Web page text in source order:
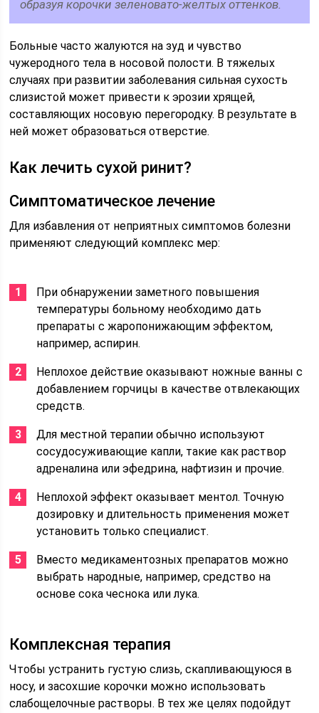
образуя корочки зеленовато-желтых оттенков.
Больные часто жалуются на зуд и чувство
чужеродного тела в носовой полости. В тяжелых
случаях при развитии заболевания сильная сухость
слизистой может привести к эрозии хрящей,
составляющих носовую перегородку. В результате в
ней может образоваться отверстие.
Как лечить сухой ринит?
Симптоматическое лечение
Для избавления от неприятных симптомов болезни
применяют следующий комплекс мер:
При обнаружении заметного повышения
температуры больному необходимо дать
препараты с жаропонижающим эффектом,
например, аспирин.
Неплохое действие оказывают ножные ванны с
добавлением горчицы в качестве отвлекающих
средств.
Для местной терапии обычно используют
сосудосуживающие капли, такие как раствор
адреналина или эфедрина, нафтизин и прочие.
Неплохой эффект оказывает ментол. Точную
дозировку и длительность применения может
установить только специалист.
Вместо медикаментозных препаратов можно
выбрать народные, например, средство на
основе сока чеснока или лука.
Комплексная терапия
Чтобы устранить густую слизь, скапливающуюся в
носу, и засохшие корочки можно использовать
слабощелочные растворы. В тех же целях подойдут